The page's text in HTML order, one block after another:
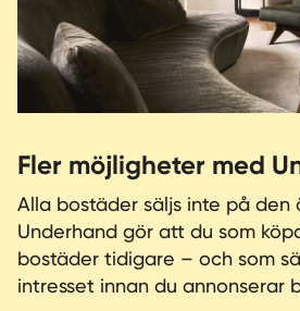
Fler möjligheter med
Alla bostäder säljs inte på den
Underhand gör att du som
bostäder tidigare – och som
intresset innan du annonserar